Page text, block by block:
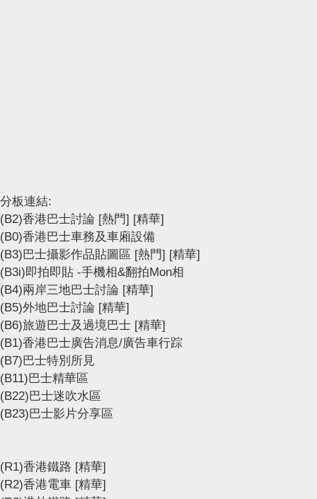
分板連結:
(B2)香港巴士討論 [熱門] [精華]
(B0)香港巴士車務及車廂設備
(B3)巴士攝影作品貼圖區 [熱門] [精華]
(B3i)即拍即貼 -手機相&翻拍Mon相
(B4)兩岸三地巴士討論 [精華]
(B5)外地巴士討論 [精華]
(B6)旅遊巴士及過境巴士 [精華]
(B1)香港巴士廣告消息/廣告車行踪
(B7)巴士特別所見
(B11)巴士精華區
(B22)巴士迷吹水區
(B23)巴士影片分享區
(R1)香港鐵路 [精華]
(R2)香港電車 [精華]